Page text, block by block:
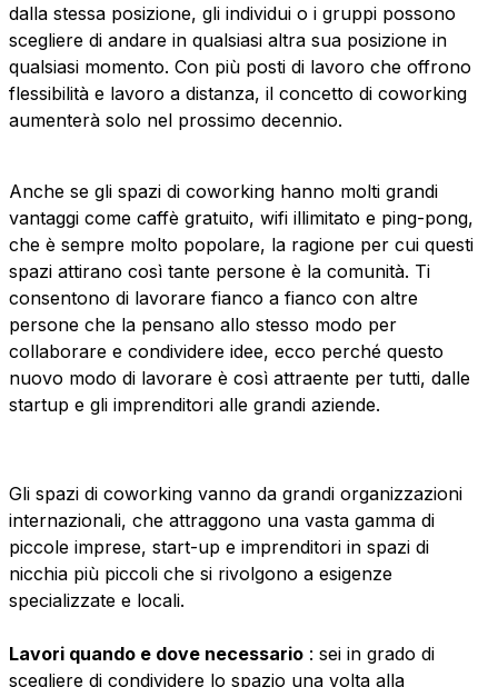
dalla stessa posizione, gli individui o i gruppi possono
scegliere di andare in qualsiasi altra sua posizione in
qualsiasi momento. Con più posti di lavoro che offrono
flessibilità e lavoro a distanza, il concetto di coworking
aumenterà solo nel prossimo decennio.
Anche se gli spazi di coworking hanno molti grandi
vantaggi come caffè gratuito, wifi illimitato e ping-pong,
che è sempre molto popolare, la ragione per cui questi
spazi attirano così tante persone è la comunità. Ti
consentono di lavorare fianco a fianco con altre
persone che la pensano allo stesso modo per
collaborare e condividere idee, ecco perché questo
nuovo modo di lavorare è così attraente per tutti, dalle
startup e gli imprenditori alle grandi aziende.
Gli spazi di coworking vanno da grandi organizzazioni
internazionali, che attraggono una vasta gamma di
piccole imprese, start-up e imprenditori in spazi di
nicchia più piccoli che si rivolgono a esigenze
specializzate e locali.
Lavori quando e dove necessario : sei in grado di
scegliere di condividere lo spazio una volta alla